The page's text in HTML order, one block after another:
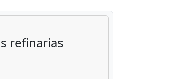
refinarias